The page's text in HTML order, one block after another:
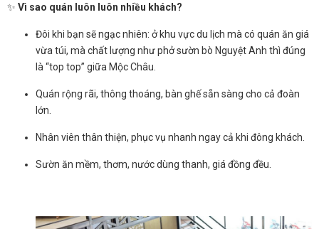
✨ Vì sao quán luôn luôn nhiều khách?
Đôi khi bạn sẽ ngạc nhiên: ở khu vực du lịch mà có quán ăn giá
vừa túi, mà chất lượng như phở sườn bò Nguyệt Anh thì đúng
là “top top” giữa Mộc Châu.
Quán rộng rãi, thông thoáng, bàn ghế sẵn sàng cho cả đoàn
lớn.
Nhân viên thân thiện, phục vụ nhanh ngay cả khi đông khách.
Sườn ăn mềm, thơm, nước dùng thanh, giá đồng đều.